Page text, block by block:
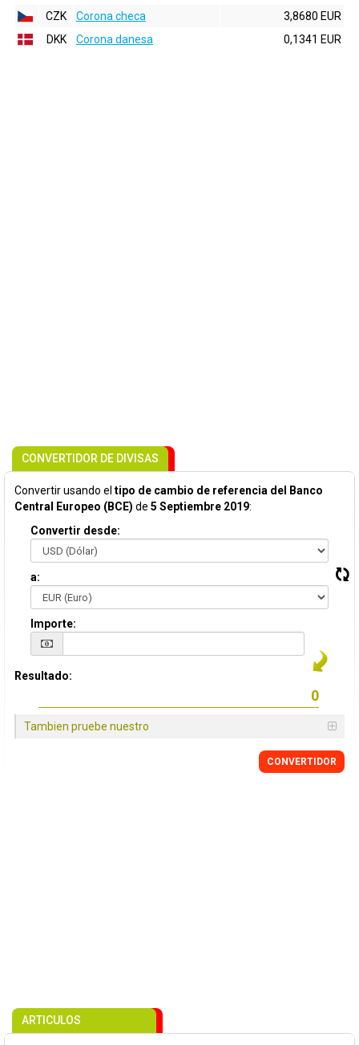
CZK
Corona checa
3,8680 EUR
DKK
Corona danesa 0,1341 EUR
CONVERTIDOR DE DIVISAS
Convertir usando el tipo de cambio de referencia del Banco
Central Europeo (BCE) de 5 Septiembre 2019:
Convertir desde:
a:
Importe:
Resultado:
Tambien pruebe nuestro
CONVERTIDOR
ARTICULOS